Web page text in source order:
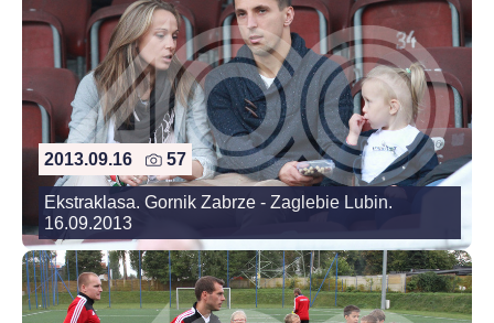
2013.09.16 57
Ekstraklasa. Gornik Zabrze - Zaglebie Lubin.
16.09.2013